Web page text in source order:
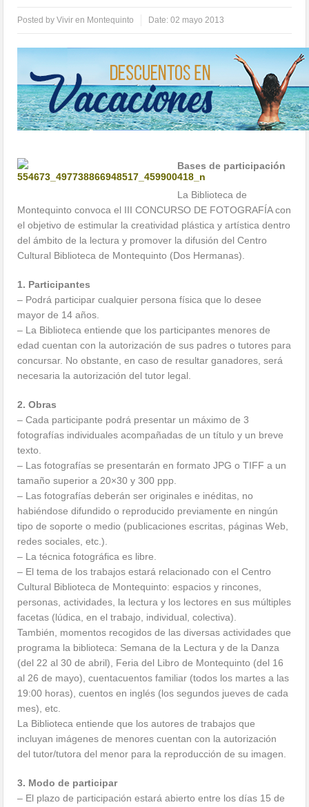
Posted byVivir en Montequinto Date:02 mayo 2013
Bases de participación
La Biblioteca de
Montequinto convoca el III CONCURSO DE FOTOGRAFÍA con
el objetivo de estimular la creatividad plástica y artística dentro
del ámbito de la lectura y promover la difusión del Centro
Cultural Biblioteca de Montequinto (Dos Hermanas).
1. Participantes
– Podrá participar cualquier persona física que lo desee
mayor de 14 años.
– La Biblioteca entiende que los participantes menores de
edad cuentan con la autorización de sus padres o tutores para
concursar. No obstante, en caso de resultar ganadores, será
necesaria la autorización del tutor legal.
2. Obras
– Cada participante podrá presentar un máximo de 3
fotografías individuales acompañadas de un título y un breve
texto.
– Las fotografías se presentarán en formato JPG o TIFF a un
tamaño superior a 20×30 y 300 ppp.
– Las fotografías deberán ser originales e inéditas, no
habiéndose difundido o reproducido previamente en ningún
tipo de soporte o medio (publicaciones escritas, páginas Web,
redes sociales, etc.).
– La técnica fotográfica es libre.
– El tema de los trabajos estará relacionado con el Centro
Cultural Biblioteca de Montequinto: espacios y rincones,
personas, actividades, la lectura y los lectores en sus múltiples
facetas (lúdica, en el trabajo, individual, colectiva).
También, momentos recogidos de las diversas actividades que
programa la biblioteca: Semana de la Lectura y de la Danza
(del 22 al 30 de abril), Feria del Libro de Montequinto (del 16
al 26 de mayo), cuentacuentos familiar (todos los martes a las
19:00 horas), cuentos en inglés (los segundos jueves de cada
mes), etc.
La Biblioteca entiende que los autores de trabajos que
incluyan imágenes de menores cuentan con la autorización
del tutor/tutora del menor para la reproducción de su imagen.
3. Modo de participar
– El plazo de participación estará abierto entre los días 15 de